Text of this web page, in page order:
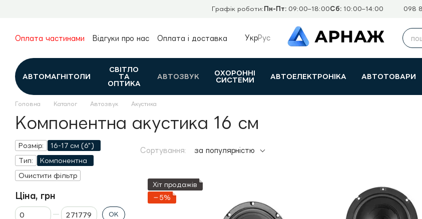
Графік роботи: Пн-Пт: 09:00–18:00Сб: 10:00–14:00 098
Оплата частинами Відгуки про нас
Оплата і доставка
Контакти
Каталог
УкрРус
АВТОМАГНІТОЛИ
СВІТЛО
ТА
ОПТИКА
АВТОЗВУК
ОХОРОННІ
СИСТЕМИ
АВТОЕЛЕКТРОНІКА АВТОТОВАРИ
Головна Каталог Автозвук Акустика
Компонентна акустика 16 см
Сортування: за популярністю
Хіт продажів
−5%
Розмір: 16-17 см (6")
Тип: Компонентна
Очистити фільтр
Ціна, грн
Від Ціна, грн
До Ціна, грн
ОК